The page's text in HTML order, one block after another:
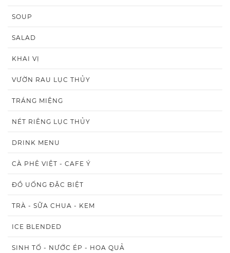
SOUP
SALAD
KHAI VỊ
VƯỜN RAU LỤC THỦY
TRÁNG MIỆNG
NÉT RIÊNG LỤC THỦY
DRINK MENU
CÀ PHÊ VIỆT - CAFE Ý
ĐỒ UỐNG ĐẶC BIỆT
TRÀ - SỮA CHUA - KEM
ICE BLENDED
SINH TỐ - NƯỚC ÉP - HOA QUẢ